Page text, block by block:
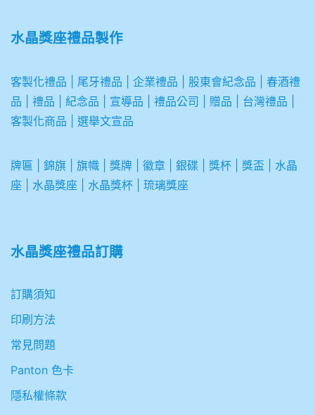
水晶獎座禮品製作
客製化禮品 尾牙禮品 企業禮品 股東會紀念品
春酒禮
品
禮品 紀念品 宣導品 禮品公司 贈品 台灣禮品
客製化商品
選舉文宣品
牌匾 錦旗 旗幟 獎牌 徽章 銀碟 獎杯 獎盃
水晶
座
水晶獎座 水晶獎杯 琉璃獎座
水晶獎座禮品訂購
訂購須知
印刷方法
常見問題
Panton 色卡
隱私權條款